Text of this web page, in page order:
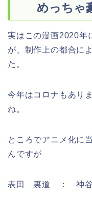
めっちゃ
実はこの漫画2020年
が、制作上の都合に
た。
今年はコロナもあり
ね。
ところでアニメ化に
んですが
表田 裏道 ： 神